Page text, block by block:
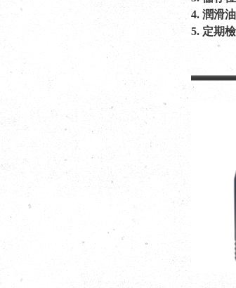
4. 潤滑
5. 定期